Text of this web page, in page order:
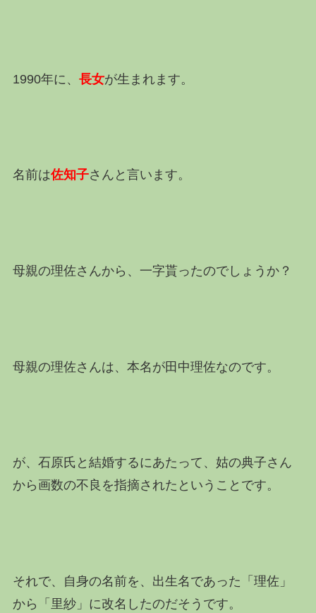
1990年に、 長女が生まれます。
名前は佐知子さんと言います。
母親の理佐さんから、一字貰ったのでしょうか？
母親の理佐さんは、本名が田中理佐なのです。
が、石原氏と結婚するにあたって、姑の典子さん
から画数の不良を指摘されたということです。
それで、自身の名前を、出生名であった「理佐」
から「里紗」に改名したのだそうです。